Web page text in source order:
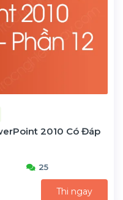
2010 Có Đáp
25
Thi ngay